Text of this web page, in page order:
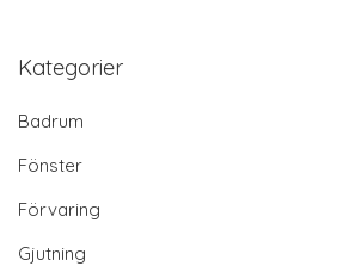
Kategorier
Badrum
Fönster
Förvaring
Gjutning